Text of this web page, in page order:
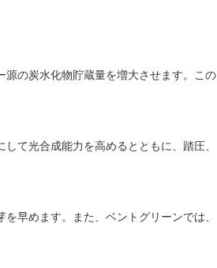
の炭水化物貯蔵量を増大させます。この
て光合成能力を高めるとともに、踏圧、
早めます。また、ベントグリーンでは、